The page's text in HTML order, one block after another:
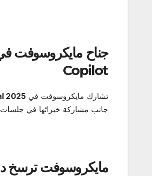
جناح مايكروسوفت
Copilot
تشارك مايكروسوفت في 2025
جانب مشاركة خبرائها في جلسات
مايكروسوفت ترسخ